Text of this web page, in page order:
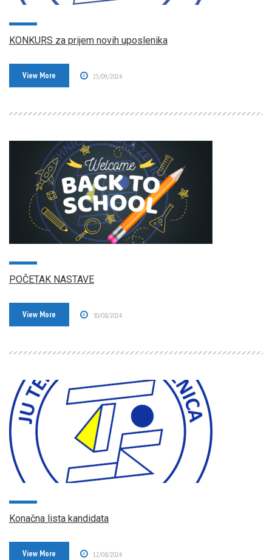
KONKURS za prijem novih uposlenika
View More 25/09/2024
POČETAK NASTAVE
View More 30/08/2024
Konačna lista kandidata
View More 12/08/2024